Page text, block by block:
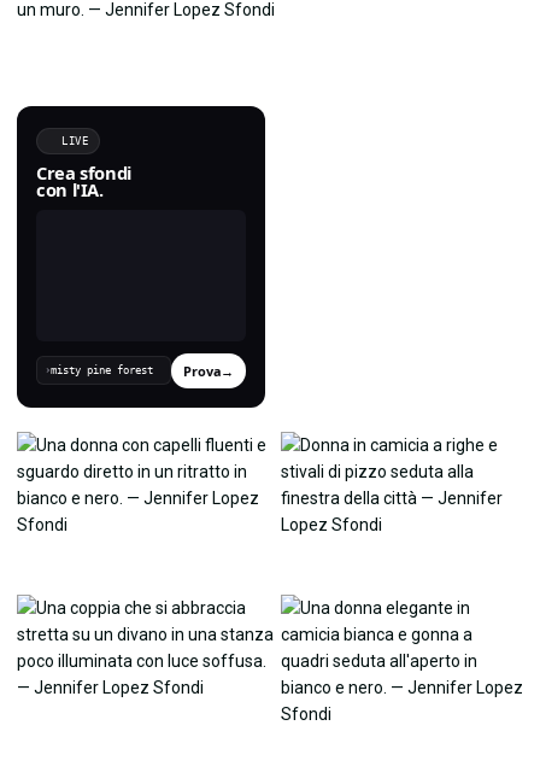
LIVE
Crea sfondi
con l'IA.
› Prova→